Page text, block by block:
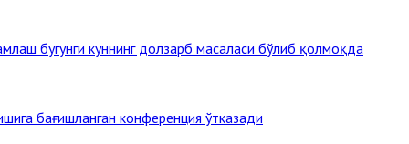
бугунги куннинг долзарб масаласи бўлиб қолмоқда
бағишланган конференция ўтказади